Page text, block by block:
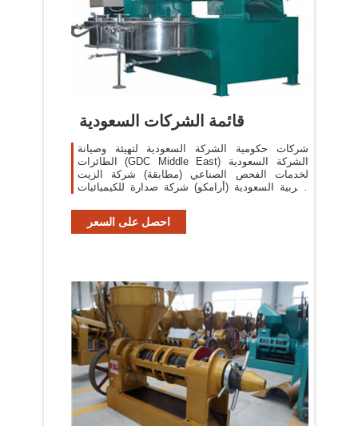
قائمة الشركات السعودية
شركات حكومية الشركة السعودية لتهيئة وصيانة
الطائرات (GDC Middle East) الشركة السعودية
لخدمات الفحص الصناعي (مطابقة) شركة الزيت
العربية السعودية (أرامكو) شركة صدارة للكيميائيات
احصل على السعر